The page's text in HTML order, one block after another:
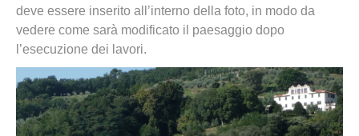
deve essere inserito all’interno della foto, in modo da
vedere come sarà modificato il paesaggio dopo
l’esecuzione dei lavori.